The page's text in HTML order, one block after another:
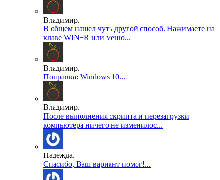
Владимир.
В общем нашел чуть другой способ. Нажимаете на
клаве WIN+R или меню...
Владимир.
Поправка: Windows 10...
Владимир.
После выполнения скрипта и перезагрузки
компьютера ничего не изменилос...
Надежда.
Спасибо, Ваш вариант помог!...